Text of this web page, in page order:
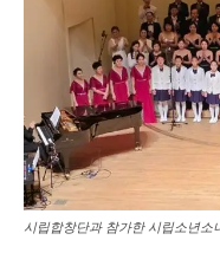
시립합창단과 참가한 시립소년소